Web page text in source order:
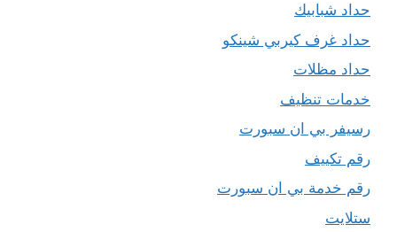
حداد شبابيك
حداد غرف كيربي شينكو
حداد مظلات
خدمات تنظيف
رسيفر بي ان سبورت
رقم تكييف
رقم خدمة بي ان سبورت
ستلايت